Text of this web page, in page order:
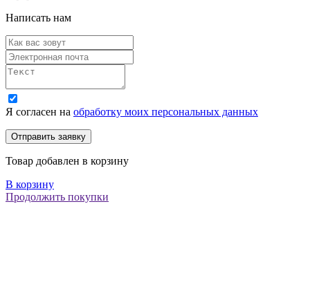
Написать нам
Я согласен на обработку моих персональных данных
Товар добавлен в корзину
В корзину
Продолжить покупки